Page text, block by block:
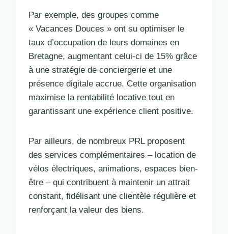
Par exemple, des groupes comme
« Vacances Douces » ont su optimiser le
taux d’occupation de leurs domaines en
Bretagne, augmentant celui-ci de 15% grâce
à une stratégie de conciergerie et une
présence digitale accrue. Cette organisation
maximise la rentabilité locative tout en
garantissant une expérience client positive.
Par ailleurs, de nombreux PRL proposent
des services complémentaires – location de
vélos électriques, animations, espaces bien-
être – qui contribuent à maintenir un attrait
constant, fidélisant une clientèle régulière et
renforçant la valeur des biens.